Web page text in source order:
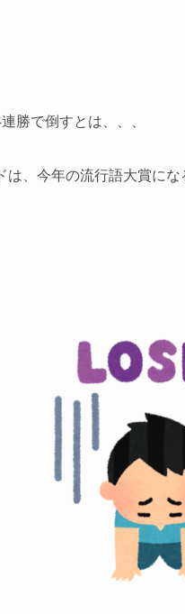
勝で倒すとは、、、
は、今年の流行語大賞にな